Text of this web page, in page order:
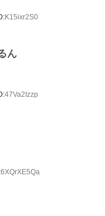
K15ixr2S0
ん
47Va2Izzp
6XQrXE5Qa